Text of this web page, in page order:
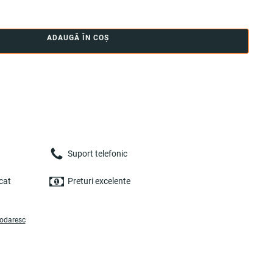
ADAUGĂ ÎN COȘ
Suport telefonic
Preturi excelente